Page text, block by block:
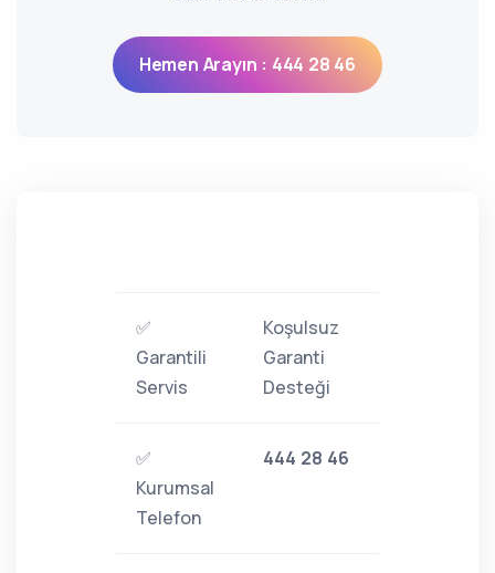
Hemen Arayın : 444 28 46
✅
Garantili
Servis
Koşulsuz
Garanti
Desteği
✅
Kurumsal
Telefon
444 28 46